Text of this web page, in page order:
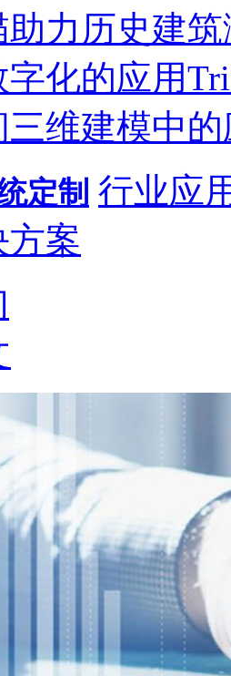
助力历史建
化的应用
三维建模中
定制 行业应
方案